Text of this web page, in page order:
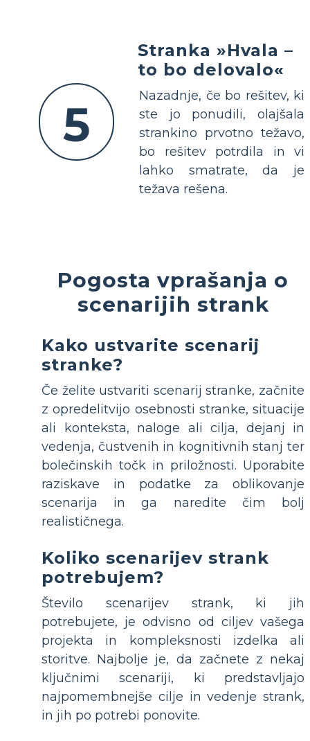
5
Stranka »Hvala –
to bo delovalo«
Nazadnje, če bo rešitev, ki
ste jo ponudili, olajšala
strankino prvotno težavo,
bo rešitev potrdila in vi
lahko smatrate, da je
težava rešena.
Pogosta vprašanja o
scenarijih strank
Kako ustvarite scenarij
stranke?
Če želite ustvariti scenarij stranke, začnite
z opredelitvijo osebnosti stranke, situacije
ali konteksta, naloge ali cilja, dejanj in
vedenja, čustvenih in kognitivnih stanj ter
bolečinskih točk in priložnosti. Uporabite
raziskave in podatke za oblikovanje
scenarija in ga naredite čim bolj
realističnega.
Koliko scenarijev strank
potrebujem?
Število scenarijev strank, ki jih
potrebujete, je odvisno od ciljev vašega
projekta in kompleksnosti izdelka ali
storitve. Najbolje je, da začnete z nekaj
ključnimi scenariji, ki predstavljajo
najpomembnejše cilje in vedenje strank,
in jih po potrebi ponovite.